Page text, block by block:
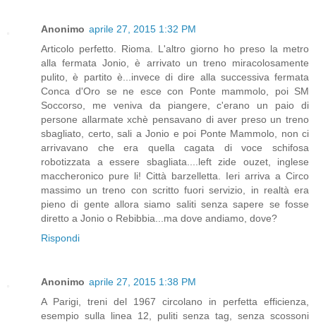
Anonimo aprile 27, 2015 1:32 PM
Articolo perfetto. Rioma. L'altro giorno ho preso la metro
alla fermata Jonio, è arrivato un treno miracolosamente
pulito, è partito è...invece di dire alla successiva fermata
Conca d'Oro se ne esce con Ponte mammolo, poi SM
Soccorso, me veniva da piangere, c'erano un paio di
persone allarmate xchè pensavano di aver preso un treno
sbagliato, certo, sali a Jonio e poi Ponte Mammolo, non ci
arrivavano che era quella cagata di voce schifosa
robotizzata a essere sbagliata....left zide ouzet, inglese
maccheronico pure li! Città barzelletta. Ieri arriva a Circo
massimo un treno con scritto fuori servizio, in realtà era
pieno di gente allora siamo saliti senza sapere se fosse
diretto a Jonio o Rebibbia...ma dove andiamo, dove?
Rispondi
Anonimo aprile 27, 2015 1:38 PM
A Parigi, treni del 1967 circolano in perfetta efficienza,
esempio sulla linea 12, puliti senza tag, senza scossoni